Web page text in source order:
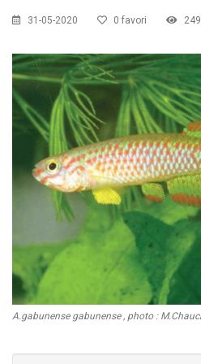
25-27 sep 2026 KCF FRANCE :
16-18 oct 2026 APK PORTUGAL :
22 août 2026 KCF EST :RDV à
29 août 2026
KCF NORD :
savoir +
5-6 sep 2026
SKS SUÈDE,
de la SKS 2026
31-05-2020 0 favori
A.gabunense gabunense , photo :